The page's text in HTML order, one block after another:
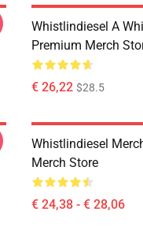
Whistlindiesel A
Premium Merch
€ 26,22 $28.5
Whistlindiesel
Merch Store
€ 24,38 - € 28,06